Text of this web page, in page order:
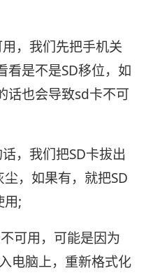
，我们先把手机关
看是不是SD移位，如
话也会导致sd卡不可
，我们把SD卡拔出
，如果有，就把SD
用;
可用，可能是因为
电脑上，重新格式化